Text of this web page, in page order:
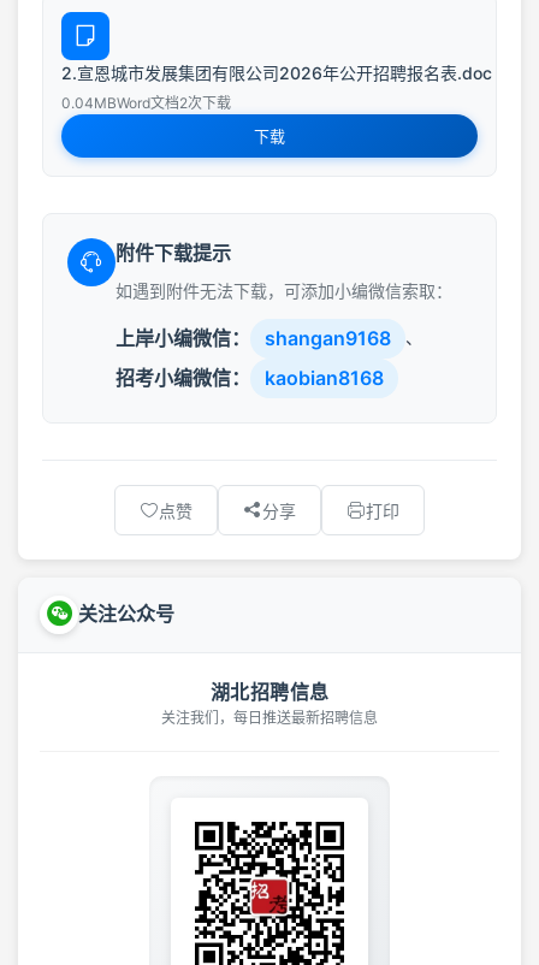
2.宣恩城市发展集团有限公司2026年公开招聘报名表.doc
0.04MBWord文档2次下载
下载
附件下载提示
如遇到附件无法下载，可添加小编微信索取：
上岸小编微信： shangan9168 、
招考小编微信： kaobian8168
点赞 分享 打印
关注公众号
湖北招聘信息
关注我们，每日推送最新招聘信息